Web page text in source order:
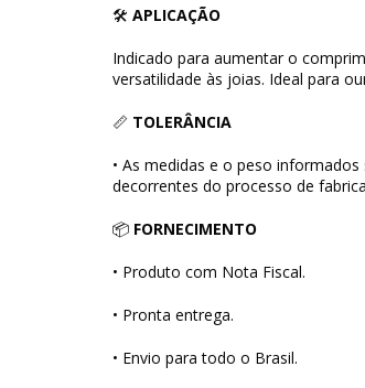
🛠 APLICAÇÃO
Indicado para aumentar o
versatilidade às joias. Ideal para
📏 TOLERÂNCIA
• As medidas e o peso
decorrentes do processo de
📦 FORNECIMENTO
• Produto com Nota Fiscal.
• Pronta entrega.
• Envio para todo o Brasil.